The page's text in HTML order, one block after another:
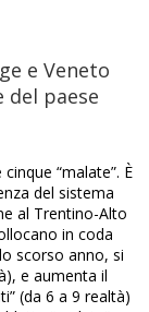
e Veneto
paese
“malate”. È
del sistema
al Trentino-Alto
in coda
scorso anno, si
e aumenta il
(da 6 a 9 realtà)